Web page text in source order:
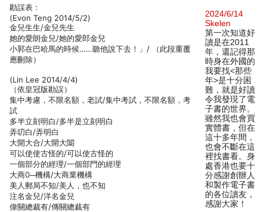
勘誤表：
(Evon Teng 2014/5/2)
金兒生生/金兒先生
她的愛朗金兒/她的愛郎金兒
小郭在巴哈馬的時候……聽他說下去！」/ （此段重覆
應刪除）
(Lin Lee 2014/4/4)
（依皇冠版勘誤）
集中考慮，不限名額，老試/集中考試，不限名額，考
試
多半立刻明白/多半是立刻明白
弄叨白/弄明白
大開大合/大開大闔
可以使使古怪的/可以使古怪的
一個部分的經理/一個部門的經理
大商0─機構/大商業機構
美人郵局不知/美人，也不知
注名金兒/洋名金兒
偉關總裁有/傳關總裁有
2024/6/14
Skelen
第一次知道好
讀是在2011
年，還記得那
時身在外國的
我要找<那些
年>是十分困
難，就是好讀
令我發現了電
子書的世界。
雖然我也會買
實體書，但在
這十多年間，
也會不斷在這
裡找書看。身
處香港也要十
分感謝創辦人
和製作電子書
的各位讀友，
感謝大家！